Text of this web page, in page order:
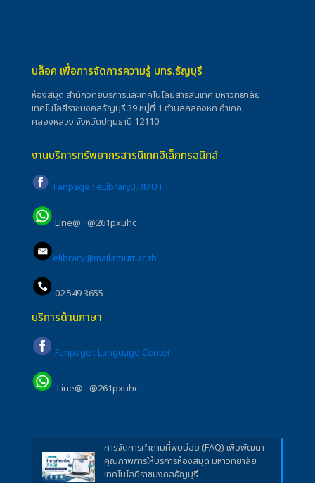
บล็อค เพื่อการจัดการความรู้ มทร.ธัญบุรี
ห้องสมุด สำนักวิทยบริการและเทคโนโลยีสารสนเทศ มหาวิทยาลัย
เทคโนโลยีราชมงคลธัญบุรี 39 หมู่ที่ 1 ตำบลคลองหก อำเภอ
คลองหลวง จังหวัดปทุมธานี 12110
งานบริการทรัพยากรสารนิเทศอิเล็กทรอนิกส์
Fanpage : eLibrary3.RMUTT
Line@ : @261pxuhc
elibrary@mail.rmutt.ac.th
02 549 3655
บริการด้านภาษา
Fanpage : Language Center
Line@ : @261pxuhc
การจัดการคำถามที่พบบ่อย (FAQ) เพื่อพัฒนา
คุณภาพการให้บริการห้องสมุด มหาวิทยาลัย
เทคโนโลยีราชมงคลธัญบุรี